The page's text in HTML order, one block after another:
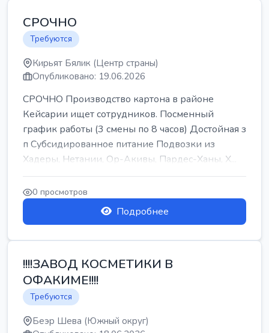
СРОЧНО
Требуются
Кирьят Бялик (Центр страны)
Опубликовано: 19.06.2026
СРОЧНО Производство картона в районе
Кейсарии ищет сотрудников. Посменный
график работы (3 смены по 8 часов) Достойная з
п Субсидированное питание Подвозки из
Хадеры, Нетании, Ор-Акивы, Пардес-Ханы, Х...
0 просмотров
Подробнее
!!!!ЗАВОД КОСМЕТИКИ В
ОФАКИМЕ!!!!
Требуются
Беэр Шева (Южный округ)